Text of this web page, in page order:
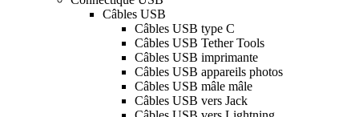
Câbles USB
Câbles USB type C
Câbles USB Tether Tools
Câbles USB imprimante
Câbles USB appareils photos
Câbles USB mâle mâle
Câbles USB vers Jack